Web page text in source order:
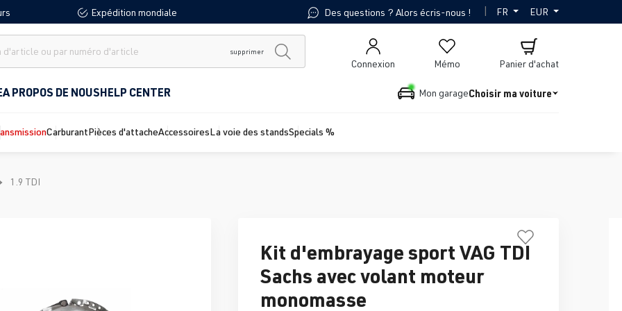
Expédition mondiale Des questions ? Alors écris-nous ! | FR EUR
supprimer
Mémo
Connexion Panier d'achat
A PROPOS DE NOUSHELP CENTER Mon garageChoisir ma voiture
CarburantPièces d'attacheAccessoiresLa voie des standsSpecials %
1.9 TDI
Kit d'embrayage sport VAG TDI
Sachs avec volant moteur
monomasse